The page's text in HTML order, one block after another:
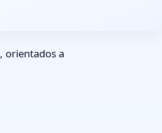
, orientados a